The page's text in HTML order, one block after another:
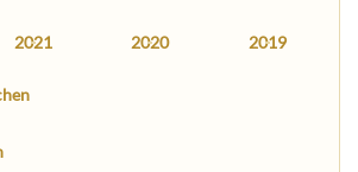
2021 2020 2019